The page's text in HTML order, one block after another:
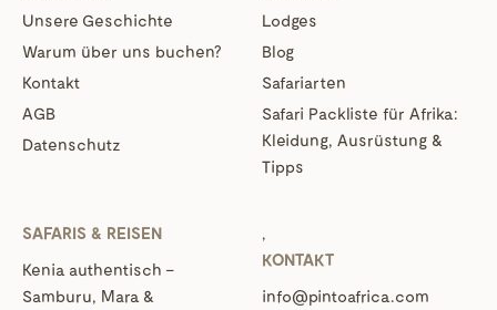
Unsere Geschichte
Warum über uns buchen?
Kontakt
AGB
Datenschutz
Lodges
Blog
Safariarten
Safari Packliste für Afrika:
Kleidung, Ausrüstung &
Tipps
SAFARIS & REISEN
Kenia authentisch –
Samburu, Mara &
‚
KONTAKT
info@pintoafrica.com